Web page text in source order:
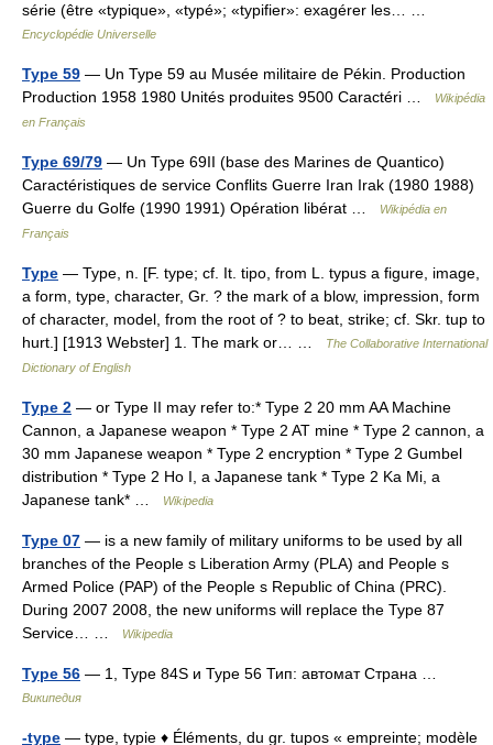
série (être «typique», «typé»; «typifier»: exagérer les… …
Encyclopédie Universelle
Type 59 — Un Type 59 au Musée militaire de Pékin. Production
Production 1958 1980 Unités produites 9500 Caractéri …
Wikipédia
en Français
Type 69/79 — Un Type 69II (base des Marines de Quantico)
Caractéristiques de service Conflits Guerre Iran Irak (1980 1988)
Guerre du Golfe (1990 1991) Opération libérat …
Wikipédia en
Français
Type — Type, n. [F. type; cf. It. tipo, from L. typus a figure, image,
a form, type, character, Gr. ? the mark of a blow, impression, form
of character, model, from the root of ? to beat, strike; cf. Skr. tup to
hurt.] [1913 Webster] 1. The mark or… …
The Collaborative International
Dictionary of English
Type 2 — or Type II may refer to:* Type 2 20 mm AA Machine
Cannon, a Japanese weapon * Type 2 AT mine * Type 2 cannon, a
30 mm Japanese weapon * Type 2 encryption * Type 2 Gumbel
distribution * Type 2 Ho I, a Japanese tank * Type 2 Ka Mi, a
Japanese tank* …
Wikipedia
Type 07 — is a new family of military uniforms to be used by all
branches of the People s Liberation Army (PLA) and People s
Armed Police (PAP) of the People s Republic of China (PRC).
During 2007 2008, the new uniforms will replace the Type 87
Service… …
Wikipedia
Type 56 — 1, Type 84S и Type 56 Тип: автомат Страна …
Википедия
-type — type, typie ♦ Éléments, du gr. tupos « empreinte; modèle